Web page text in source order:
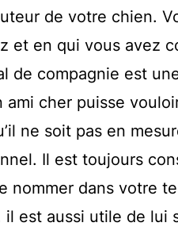
de votre chien.
et en qui vous avez
de compagnie est
ami cher puisse
ne soit pas en
Il est toujours
nommer dans votre
il est aussi utile de